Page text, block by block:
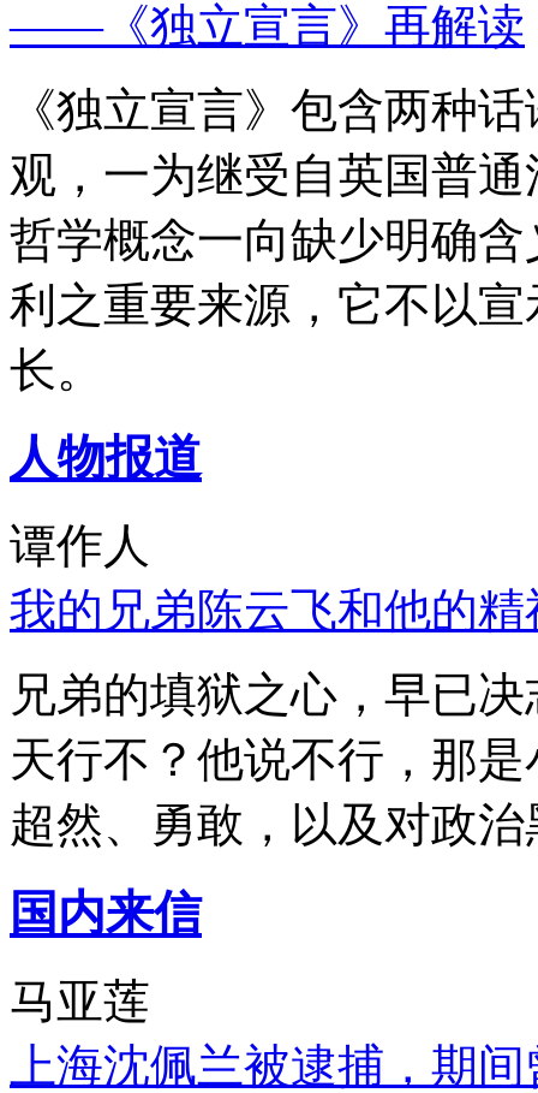
——《独立宣言》再解读
《独立宣言》包含两种
观，一为继受自英国普
哲学概念一向缺少明确
利之重要来源，它不以
长。
人物报道
谭作人
我的兄弟陈云飞和他的
兄弟的填狱之心，早已
天行不？他说不行，那
超然、勇敢，以及对政
国内来信
马亚莲
上海沈佩兰被逮捕，期